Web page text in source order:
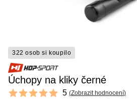
322 osob si koupilo
Úchopy na kliky černé
Reviews
5 out of 5 stars 5 (Zobrazit hodnocení)